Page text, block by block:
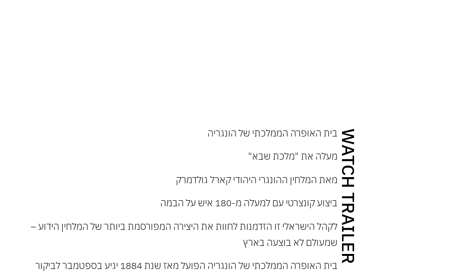
WATCH TRAILERבית האופרה הממלכתי של הונגריה
מעלה את "מלכת שבא"
מאת המלחין ההונגרי היהודי קארל גולדמרק
ביצוע קונצרטי עם למעלה מ-180 איש על הבמה
לקהל הישראלי זו הזדמנות לחוות את היצירה המפורסמת ביותר של המלחין הידוע –
שמעולם לא בוצעה בארץ
בית האופרה הממלכתי של הונגריה הפועל מאז שנת 1884 יגיע בספטמבר לביקור